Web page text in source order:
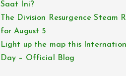
Saat Ini?
The Division Resurgence Steam
for August 5
Light up the map this
Day – Official Blog